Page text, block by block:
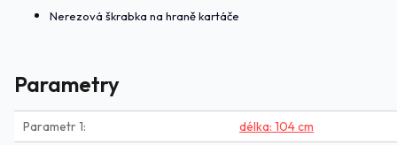
Nerezová škrabka na hraně kartáče
Parametry
Parametr 1 délka: 104 cm